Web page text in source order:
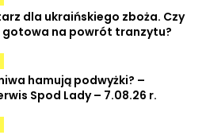
dla ukraińskiego zboża. Czy
gotowa na powrót tranzytu?
hamują podwyżki? –
Spod Lady – 7.08.26 r.